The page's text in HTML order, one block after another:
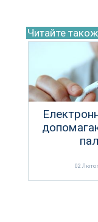
Читайте
02